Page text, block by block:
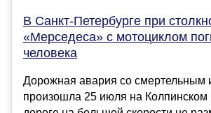
В Санкт-Петербурге при
«Мерседеса» с мотоциклом
человека
Дорожная авария со смертельным
произошла 25 июля на